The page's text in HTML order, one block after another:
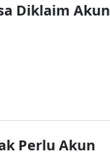
Diklaim Akun
Perlu Akun